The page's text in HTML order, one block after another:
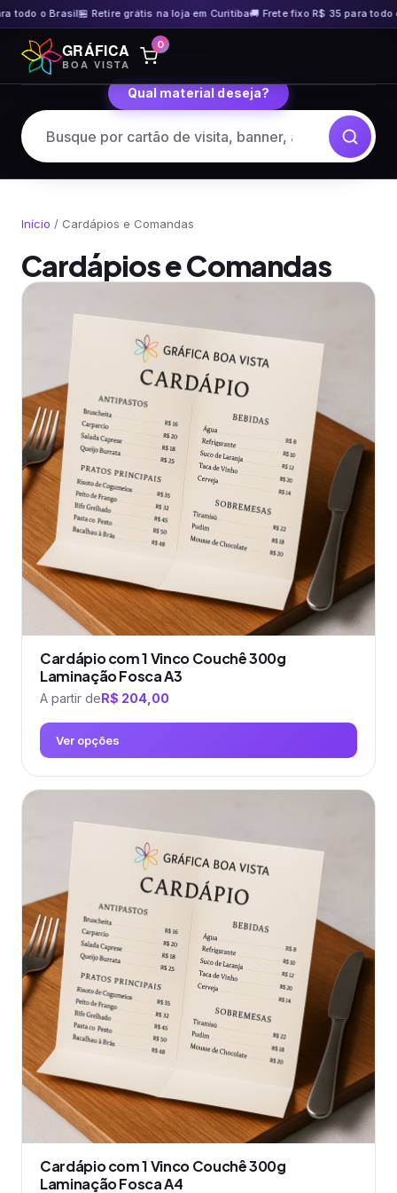
🏪 Retire grátis na loja em Curitiba🚚 Frete fixo R$ 35 para todo o Brasil
Pular
para
o
GRÁFICA
BOA VISTA
0
Qual material deseja?
Início / Cardápios e Comandas
Cardápios e Comandas
Cardápio com 1 Vinco Couchê 300g
Laminação Fosca A3
A partir deR$ 204,00
Ver opções
Este
produto
As
opções
podem
ser
escolhidas
na
página
do
produto
Cardápio com 1 Vinco Couchê 300g
Laminação Fosca A4